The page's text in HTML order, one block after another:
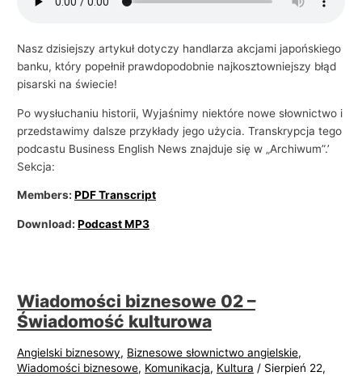
Nasz dzisiejszy artykuł dotyczy handlarza akcjami japońskiego
banku, który popełnił prawdopodobnie najkosztowniejszy błąd
pisarski na świecie!
Po wysłuchaniu historii, Wyjaśnimy niektóre nowe słownictwo i
przedstawimy dalsze przykłady jego użycia. Transkrypcja tego
podcastu Business English News znajduje się w „Archiwum”.’
Sekcja:
Members:PDF Transcript
Download:Podcast MP3
Wiadomości biznesowe 02 –
Świadomość kulturowa
Angielski biznesowy, Biznesowe słownictwo angielskie,
Wiadomości biznesowe, Komunikacja, Kultura / Sierpień 22,